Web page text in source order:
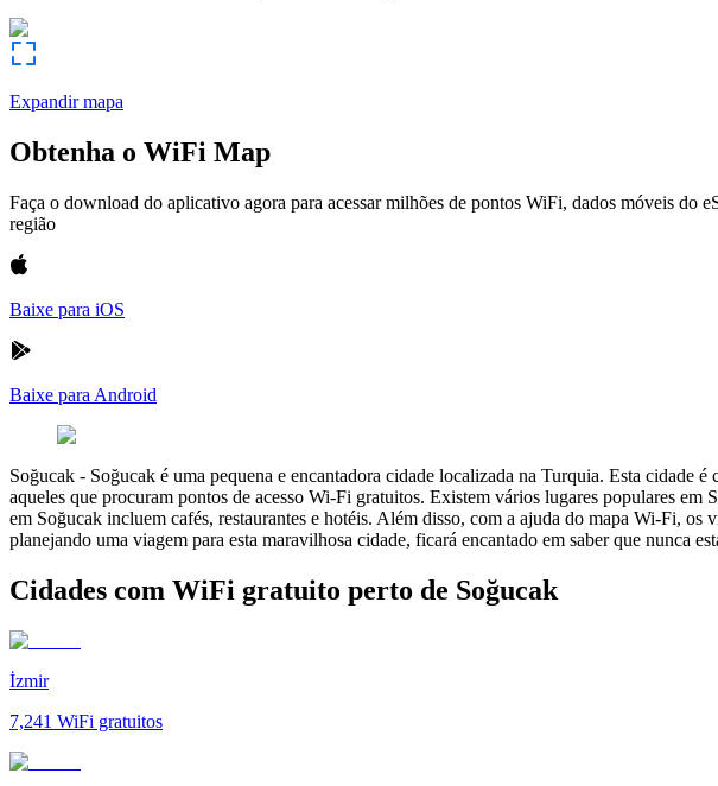
Expandir mapa
Obtenha o WiFi Map
Faça o download do aplicativo agora para acessar milhões de pontos WiFi, dados móveis do
região
Baixe para iOS
Baixe para Android
Soğucak - Soğucak é uma pequena e encantadora cidade localizada na Turquia. Esta cidade
aqueles que procuram pontos de acesso Wi-Fi gratuitos. Existem vários lugares populares
em Soğucak incluem cafés, restaurantes e hotéis. Além disso, com a ajuda do mapa Wi-Fi,
planejando uma viagem para esta maravilhosa cidade, ficará encantado em saber que nunca
Cidades com WiFi gratuito perto de Soğucak
İzmir
7,241 WiFi gratuitos